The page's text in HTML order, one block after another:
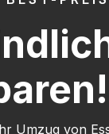
Umzug von